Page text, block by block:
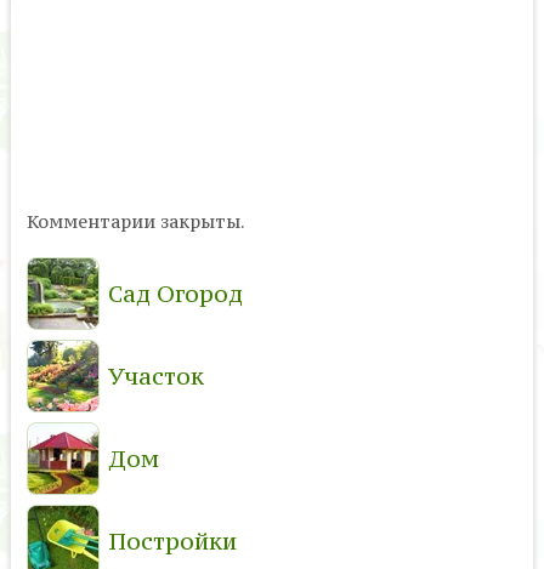
Комментарии закрыты.
Сад Огород
Участок
Дом
Постройки